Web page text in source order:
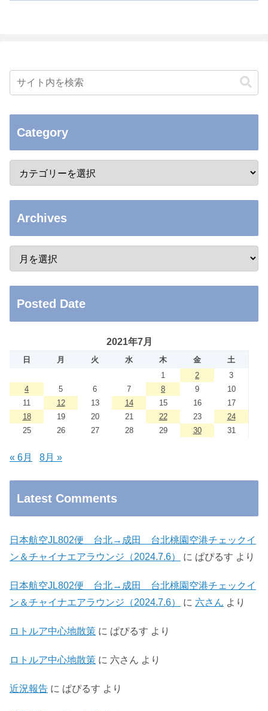
Category
Archives
Posted Date
2021年7月
日 月 火 水 木 金
土
1
2
3
4
5 6 7 8 9
10
11
12 13 14 15 16
17
18
19 20 21 22 23
24
25
26 27 28 29 30 31
« 6月 8月 »
Latest Comments
日本航空JL802便 台北→成田 台北桃園空港チェックイ
ン＆チャイナエアラウンジ（2024.7.6）
に ぱぴるす より
日本航空JL802便 台北→成田 台北桃園空港チェックイ
ン＆チャイナエアラウンジ（2024.7.6）
に 六さん より
ロトルア中心地散策 に ぱぴるす より
ロトルア中心地散策 に 六さん より
近況報告 に ぱぴるす より